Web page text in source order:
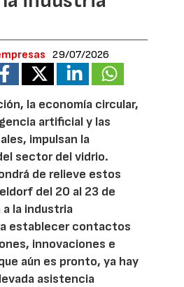
29/07/2026
la economía circular,
artificial y las
impulsan la
sector del vidrio.
de relieve estos
del 20 al 23 de
la industria
establecer contactos
innovaciones e
aún es pronto, ya hay
asistencia